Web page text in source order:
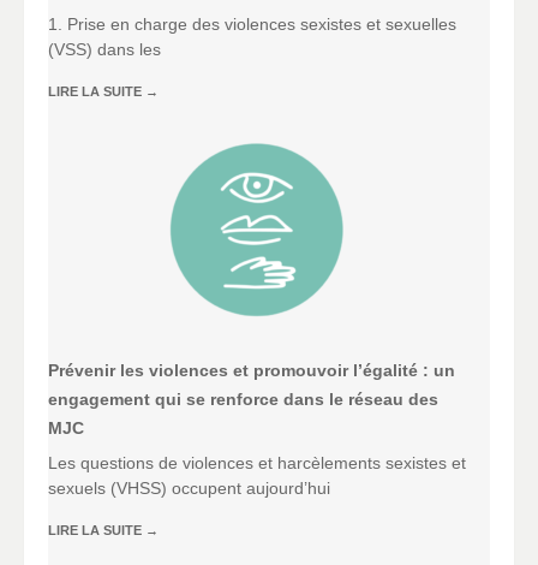
1. Prise en charge des violences sexistes et sexuelles
(VSS) dans les
LIRE LA SUITE →
Prévenir les violences et promouvoir l’égalité : un
engagement qui se renforce dans le réseau des
MJC
Les questions de violences et harcèlements sexistes et
sexuels (VHSS) occupent aujourd’hui
LIRE LA SUITE →